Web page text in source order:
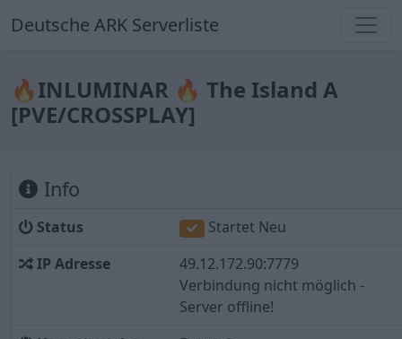
Deutsche ARK Serverliste
🔥INLUMINAR 🔥 The Island A
[PVE/CROSSPLAY]
Info
Status
Startet Neu
IP Adresse
49.12.172.90:7779
Verbindung nicht möglich -
Server offline!